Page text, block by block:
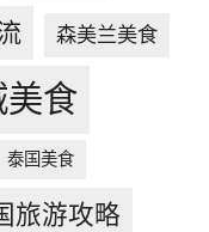
森美兰美食
美食
泰国美食
旅游攻略